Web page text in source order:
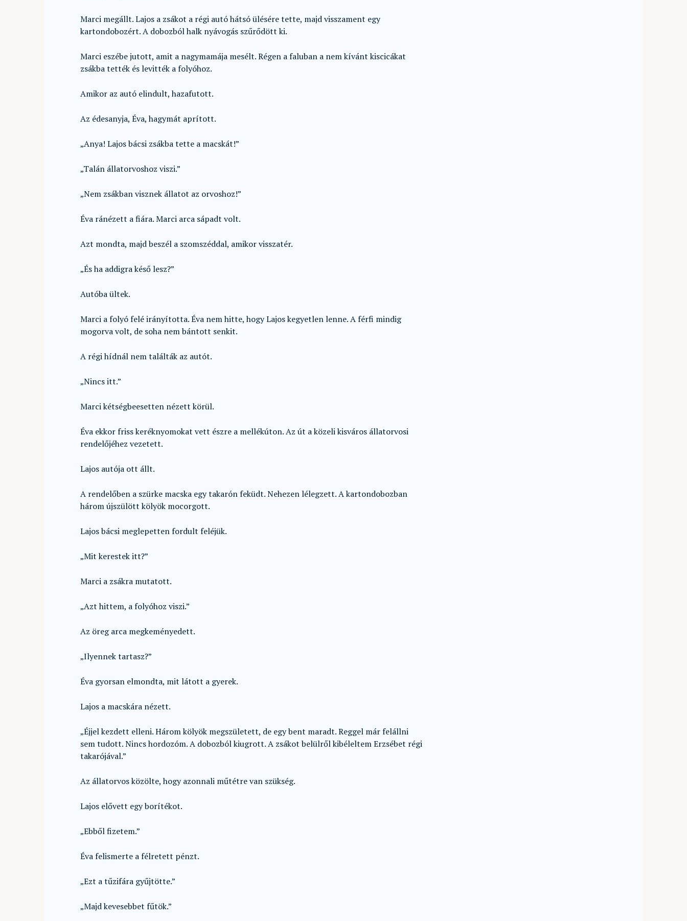
Marci megállt. Lajos a zsákot a régi autó hátsó ülésére tette, majd visszament egy
kartondobozért. A dobozból halk nyávogás szűrődött ki.
Marci eszébe jutott, amit a nagymamája mesélt. Régen a faluban a nem kívánt kiscicákat
zsákba tették és levitték a folyóhoz.
Amikor az autó elindult, hazafutott.
Az édesanyja, Éva, hagymát aprított.
„Anya! Lajos bácsi zsákba tette a macskát!”
„Talán állatorvoshoz viszi.”
„Nem zsákban visznek állatot az orvoshoz!”
Éva ránézett a fiára. Marci arca sápadt volt.
Azt mondta, majd beszél a szomszéddal, amikor visszatér.
„És ha addigra késő lesz?”
Autóba ültek.
Marci a folyó felé irányította. Éva nem hitte, hogy Lajos kegyetlen lenne. A férfi mindig
mogorva volt, de soha nem bántott senkit.
A régi hídnál nem találták az autót.
„Nincs itt.”
Marci kétségbeesetten nézett körül.
Éva ekkor friss keréknyomokat vett észre a mellékúton. Az út a közeli kisváros állatorvosi
rendelőjéhez vezetett.
Lajos autója ott állt.
A rendelőben a szürke macska egy takarón feküdt. Nehezen lélegzett. A kartondobozban
három újszülött kölyök mocorgott.
Lajos bácsi meglepetten fordult feléjük.
„Mit kerestek itt?”
Marci a zsákra mutatott.
„Azt hittem, a folyóhoz viszi.”
Az öreg arca megkeményedett.
„Ilyennek tartasz?”
Éva gyorsan elmondta, mit látott a gyerek.
Lajos a macskára nézett.
„Éjjel kezdett elleni. Három kölyök megszületett, de egy bent maradt. Reggel már felállni
sem tudott. Nincs hordozóm. A dobozból kiugrott. A zsákot belülről kibéleltem Erzsébet régi
takarójával.”
Az állatorvos közölte, hogy azonnali műtétre van szükség.
Lajos elővett egy borítékot.
„Ebből fizetem.”
Éva felismerte a félretett pénzt.
„Ezt a tűzifára gyűjtötte.”
„Majd kevesebbet fűtök.”